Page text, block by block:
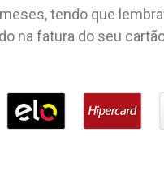
tendo que
na fatura do seu